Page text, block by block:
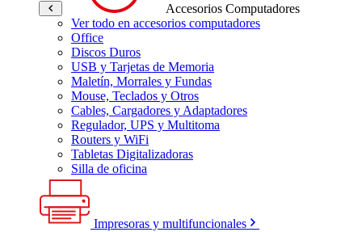
Accesorios Computadores
Ver todo en accesorios computadores
Office
Discos Duros
USB y Tarjetas de Memoria
Maletín, Morrales y Fundas
Mouse, Teclados y Otros
Cables, Cargadores y Adaptadores
Regulador, UPS y Multitoma
Routers y WiFi
Tabletas Digitalizadoras
Silla de oficina
Impresoras y multifuncionales